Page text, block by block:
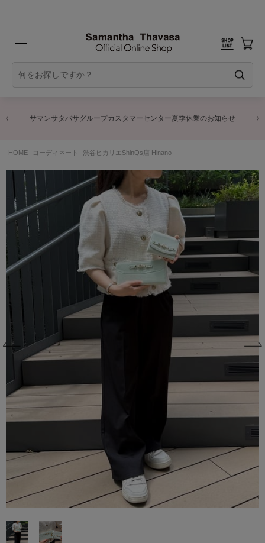
サマンサタバサグループカスタマーセンター夏季休業のお知らせ
HOME コーディネート 渋谷ヒカリエShinQs店 Hinano